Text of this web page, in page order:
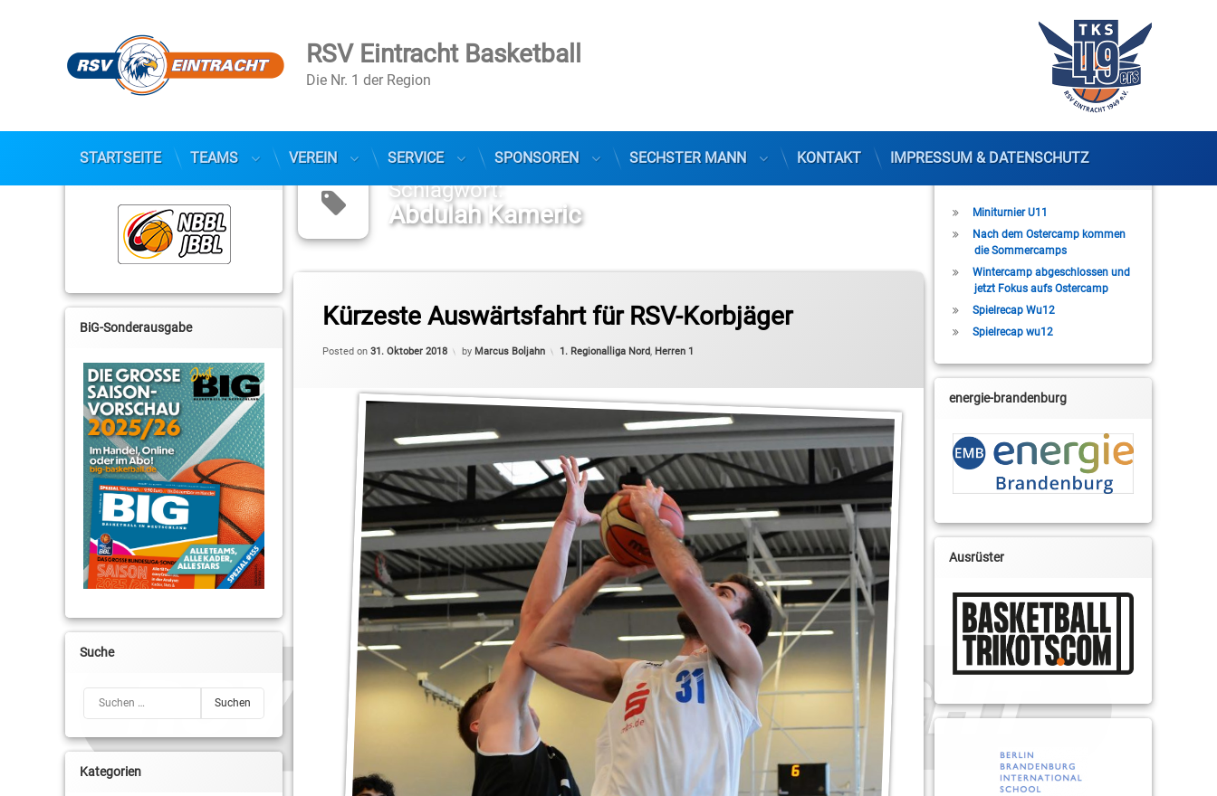
Skip
RSV Eintracht Basketball
Die Nr. 1 der Region
STARTSEITE TEAMS VEREIN SERVICE SPONSOREN SECHSTER MANN KONTAKT IMPRESSUM & DATENSCHUTZ
Schlagwort:
Abdulah Kameric
Kürzeste Auswärtsfahrt für RSV-Korbjäger
Posted on 31. Oktober 2018 by Marcus Boljahn Categories:
1. Regionalliga Nord, Herren 1
Denis Toroman
Hendrik Drescher
Jonas Mattissek
Lorenz Brenneke
Malte Delow
Max Stölzel
Moses Pölking
Regionalliga
Sebastian Fülle
BiG-Sonderausgabe
Suche
Kategorien
Miniturnier U11
Nach dem Ostercamp kommen
die Sommercamps
Wintercamp abgeschlossen und
jetzt Fokus aufs Ostercamp
Spielrecap Wu12
Spielrecap wu12
energie-brandenburg
Ausrüster